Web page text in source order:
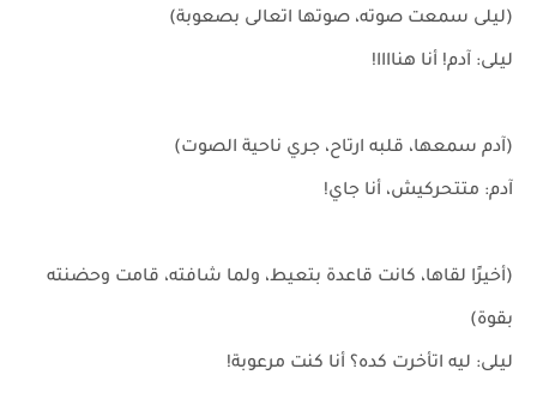
(ليلى سمعت صوته، صوتها اتعالى بصعوبة)
ليلى: آدم! أنا هناااا!
(آدم سمعها، قلبه ارتاح، جري ناحية الصوت)
آدم: متتحركيش، أنا جاي!
(أخيرًا لقاها، كانت قاعدة بتعيط، ولما شافته، قامت وحضنته
بقوة)
ليلى: ليه اتأخرت كده؟ أنا كنت مرعوبة!